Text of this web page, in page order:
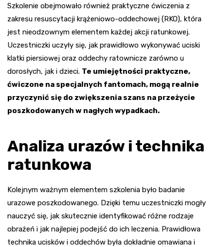
Szkolenie obejmowało również praktyczne ćwiczenia z
zakresu resuscytacji krążeniowo-oddechowej (RKO), która
jest nieodzownym elementem każdej akcji ratunkowej.
Uczestniczki uczyły się, jak prawidłowo wykonywać uciski
klatki piersiowej oraz oddechy ratownicze zarówno u
dorosłych, jak i dzieci. Te umiejętności praktyczne,
ćwiczone na specjalnych fantomach, mogą realnie
przyczynić się do zwiększenia szans na przeżycie
poszkodowanych w nagłych wypadkach.
Analiza urazów i technika
ratunkowa
Kolejnym ważnym elementem szkolenia było badanie
urazowe poszkodowanego. Dzięki temu uczestniczki mogły
nauczyć się, jak skutecznie identyfikować różne rodzaje
obrażeń i jak najlepiej podejść do ich leczenia. Prawidłowa
technika ucisków i oddechów była dokładnie omawiana i